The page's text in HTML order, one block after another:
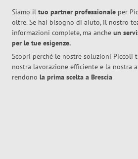
Siamo il tuo partner professionale per
oltre. Se hai bisogno di aiuto, il nostro
informazioni complete, ma anche un
per le tue esigenze.
Scopri perché le nostre soluzioni Piccoli
nostra lavorazione efficiente e la nostra
rendono la prima scelta a Brescia